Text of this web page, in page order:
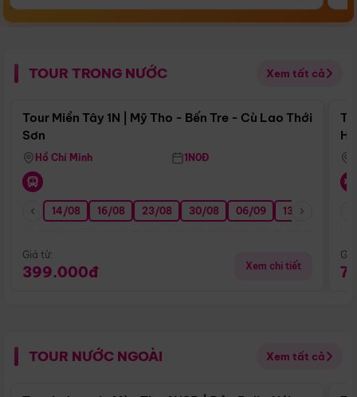
TOUR TRONG NƯỚC Xem tất cả
Điểm nổi bật
Tour Miền Tây 1N | Mỹ Tho - Bến Tre - Cù Lao Thới
Sơn
Hồ Chí Minh 1N0Đ
14/08 16/08 23/08 30/08 06/09 13/09
Giá từ:
399.000đ Xem chi tiết
TOUR NƯỚC NGOÀI Xem tất cả
Điểm nổi bật